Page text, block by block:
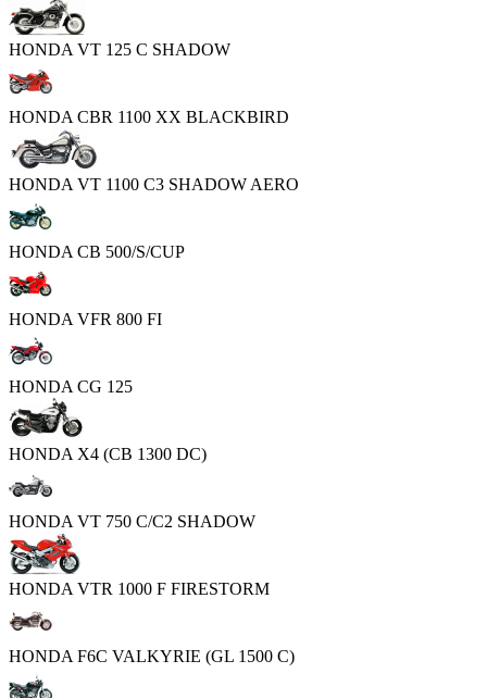
HONDA VT 125 C SHADOW
HONDA CBR 1100 XX BLACKBIRD
HONDA VT 1100 C3 SHADOW AERO
HONDA CB 500/S/CUP
HONDA VFR 800 FI
HONDA CG 125
HONDA X4 (CB 1300 DC)
HONDA VT 750 C/C2 SHADOW
HONDA VTR 1000 F FIRESTORM
HONDA F6C VALKYRIE (GL 1500 C)